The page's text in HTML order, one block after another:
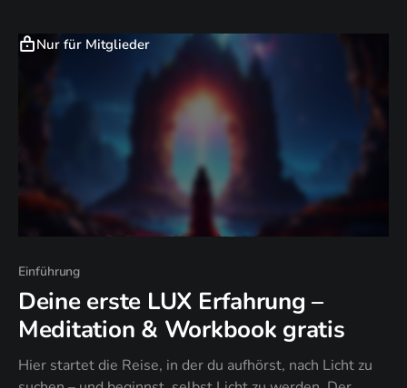
Nur für Mitglieder
Einführung
Deine erste LUX Erfahrung –
Meditation & Workbook gratis
Hier startet die Reise, in der du aufhörst, nach Licht zu